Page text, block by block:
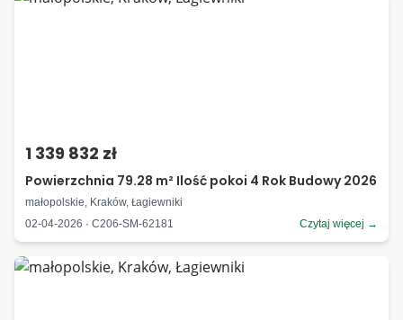
1 339 832 zł
Powierzchnia 79.28 m² Ilość pokoi 4 Rok Budowy 2026
małopolskie, Kraków, Łagiewniki
02-04-2026 · C206-SM-62181
Czytaj więcej →